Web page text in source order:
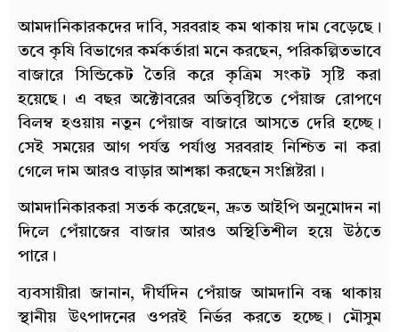
আমদানিকারকদের দাবি, সরবরাহ কম থাকায় দাম বেড়েছে।
তবে কৃষি বিভাগের কর্মকর্তারা মনে করছেন, পরিকল্পিতভাবে
বাজারে সিন্ডিকেট তৈরি করে কৃত্রিম সংকট সৃষ্টি করা
হয়েছে। এ বছর অক্টোবরের অতিবৃষ্টিতে পেঁয়াজ রোপণে
বিলম্ব হওয়ায় নতুন পেঁয়াজ বাজারে আসতে দেরি হচ্ছে।
সেই সময়ের আগ পর্যন্ত পর্যাপ্ত সরবরাহ নিশ্চিত না করা
গেলে দাম আরও বাড়ার আশঙ্কা করছেন সংশ্লিষ্টরা।
আমদানিকারকরা সতর্ক করেছেন, দ্রুত আইপি অনুমোদন না
দিলে পেঁয়াজের বাজার আরও অস্থিতিশীল হয়ে উঠতে
পারে।
ব্যবসায়ীরা জানান, দীর্ঘদিন পেঁয়াজ আমদানি বন্ধ থাকায়
স্থানীয় উৎপাদনের ওপরই নির্ভর করতে হচ্ছে। মৌসুম